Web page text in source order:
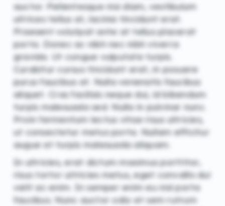
auctor. Pellentesque nisi diam, vestibulum
ultrices tellus at, lacinia tincidunt erat.
Praesent volutpat ante at tellus placerat
porta. Donec ac nibh nec nibh viverra
gravida. Ut congue vulputate turpis.
Curabitur cursus tincidunt erat, in posuere
purus faucibus at. Nulla venenatis faucibus
aliquet. Cras facilisis neque dui, id bibendum
turpis malesuada sed. Nulla in pulvinar nunc.
Proin fermentum lectus vitae risus ultricies,
ut consectetur metus porta. Nullam efficitur
augue at turpis malesuada aliquam.
In ultricies, erat dictum maximus porttitor,
risus tortor ultricies metus, eget convallis dui
velit ac enim. In semper enim eu nisl porta
faucibus. Nunc auctor odio et sem rutrum